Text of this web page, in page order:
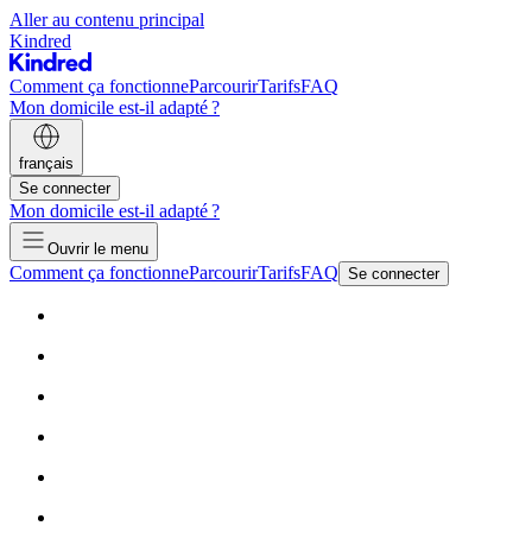
Aller au contenu principal
Kindred
Comment ça fonctionneParcourirTarifsFAQ
Mon domicile est-il adapté ?
français
Se connecter
Mon domicile est-il adapté ?
Ouvrir le menu
Comment ça fonctionneParcourirTarifsFAQ Se connecter